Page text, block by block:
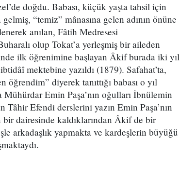
doğdu. Babası, küçük yaşta tahsil için
“temiz” mânasına gelen adının önüne
anılan, Fâtih Medresesi
olup Tokat’a yerleşmiş bir aileden
ilk öğrenimine başlayan Âkif burada iki yıl
mektebine yazıldı (1879). Safahat’ta,
diyerek tanıttığı babası o yıl
Emin Paşa’nın oğulları İbnülemin
Efendi derslerini yazın Emin Paşa’nın
dairesinde kaldıklarından Âkif de bir
arkadaşlık yapmakta ve kardeşlerin büyüğü